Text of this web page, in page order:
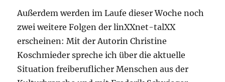
Außerdem werden im Laufe dieser Woche noch
zwei weitere Folgen der linXXnet-talXX
erscheinen: Mit der Autorin Christine
Koschmieder spreche ich über die aktuelle
Situation freiberuflicher Menschen aus der